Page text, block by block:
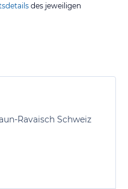
des jeweiligen
Ravaisch Schweiz